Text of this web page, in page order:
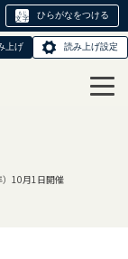
ひらがなをつける
上げ 読み上げ設定
10月1日開催